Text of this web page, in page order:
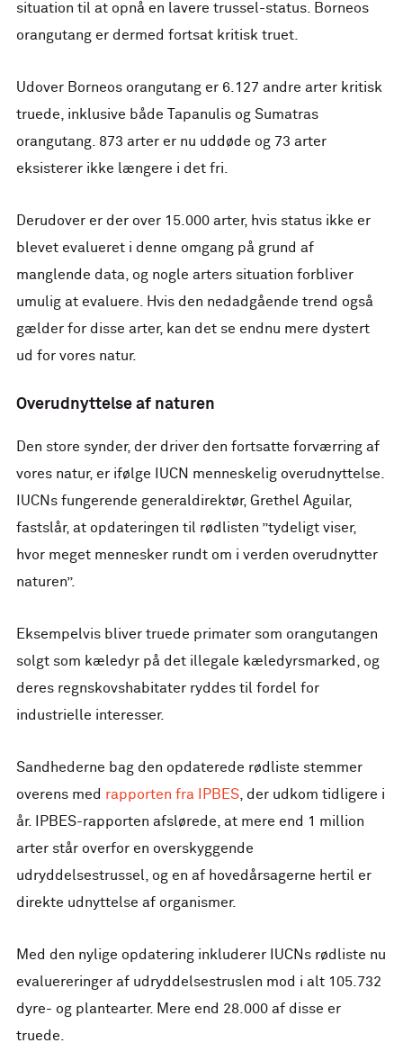
situation til at opnå en lavere trussel-status. Borneos
orangutang er dermed fortsat kritisk truet.
Udover Borneos orangutang er 6.127 andre arter kritisk
truede, inklusive både Tapanulis og Sumatras
orangutang. 873 arter er nu uddøde og 73 arter
eksisterer ikke længere i det fri.
Derudover er der over 15.000 arter, hvis status ikke er
blevet evalueret i denne omgang på grund af
manglende data, og nogle arters situation forbliver
umulig at evaluere. Hvis den nedadgående trend også
gælder for disse arter, kan det se endnu mere dystert
ud for vores natur.
Overudnyttelse af naturen
Den store synder, der driver den fortsatte forværring af
vores natur, er ifølge IUCN menneskelig overudnyttelse.
IUCNs fungerende generaldirektør, Grethel Aguilar,
fastslår, at opdateringen til rødlisten ”tydeligt viser,
hvor meget mennesker rundt om i verden overudnytter
naturen”.
Eksempelvis bliver truede primater som orangutangen
solgt som kæledyr på det illegale kæledyrsmarked, og
deres regnskovshabitater ryddes til fordel for
industrielle interesser.
Sandhederne bag den opdaterede rødliste stemmer
overens med rapporten fra IPBES, der udkom tidligere i
år. IPBES-rapporten afslørede, at mere end 1 million
arter står overfor en overskyggende
udryddelsestrussel, og en af hovedårsagerne hertil er
direkte udnyttelse af organismer.
Med den nylige opdatering inkluderer IUCNs rødliste nu
evaluereringer af udryddelsestruslen mod i alt 105.732
dyre- og plantearter. Mere end 28.000 af disse er
truede.